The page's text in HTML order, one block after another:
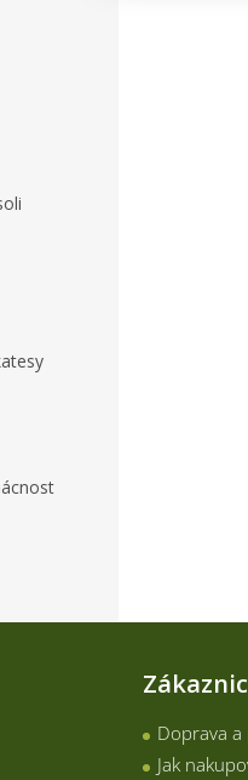
Doprava a
Jak